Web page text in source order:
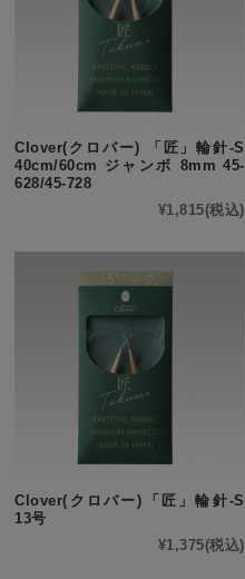
Clover(クロバー) 「匠」輪針-S
40cm/60cm ジャンボ 8mm 45-
628/45-728
¥1,815(税込)
Clover(クロバー)「匠」輪針-S
13号
¥1,375(税込)